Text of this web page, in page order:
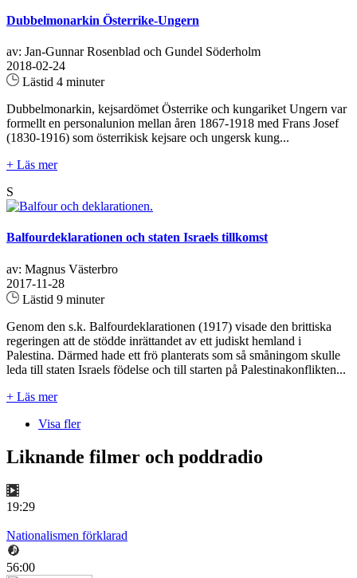
Dubbelmonarkin Österrike-Ungern
av: Jan-Gunnar Rosenblad och Gundel Söderholm
2018-02-24
Lästid 4 minuter
Dubbelmonarkin, kejsardömet Österrike och kungariket Ungern var
formellt en personalunion mellan åren 1867-1918 med Frans Josef
(1830-1916) som österrikisk kejsare och ungersk kung...
+ Läs mer
S
Balfourdeklarationen och staten Israels tillkomst
av: Magnus Västerbro
2017-11-28
Lästid 9 minuter
Genom den s.k. Balfourdeklarationen (1917) visade den brittiska
regeringen att de stödde inrättandet av ett judiskt hemland i
Palestina. Därmed hade ett frö planterats som så småningom skulle
leda till staten Israels födelse och till starten på Palestinakonflikten...
+ Läs mer
Visa fler
Liknande filmer och poddradio
19:29
Nationalismen förklarad
56:00